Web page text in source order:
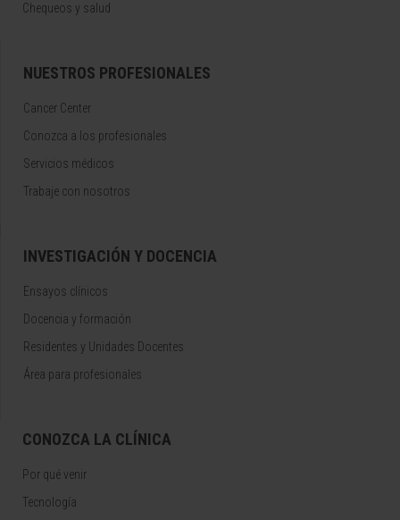
Chequeos y salud
NUESTROS PROFESIONALES
Cancer Center
Conozca a los profesionales
Servicios médicos
Trabaje con nosotros
INVESTIGACIÓN Y DOCENCIA
Ensayos clínicos
Docencia y formación
Residentes y Unidades Docentes
Área para profesionales
CONOZCA LA CLÍNICA
Por qué venir
Tecnología